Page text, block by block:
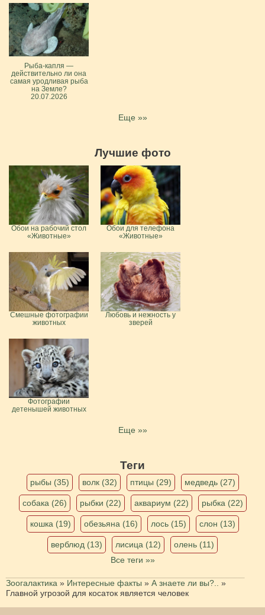
Рыба-капля —
действительно ли она
самая уродливая рыба
на Земле?
20.07.2026
Еще »»
Лучшие фото
Обои на рабочий стол
«Животные»
Обои для телефона
«Животные»
Смешные фотографии
животных
Любовь и нежность у
зверей
Фотографии
детенышей животных
Еще »»
Теги
рыбы (35) волк (32) птицы (29) медведь (27)
собака (26) рыбки (22) аквариум (22) рыбка (22)
кошка (19) обезьяна (16) лось (15) слон (13)
верблюд (13) лисица (12)
олень (11)
Все теги »»
Зоогалактика » Интересные факты » А знаете ли вы?..
»
Главной угрозой для косаток является человек